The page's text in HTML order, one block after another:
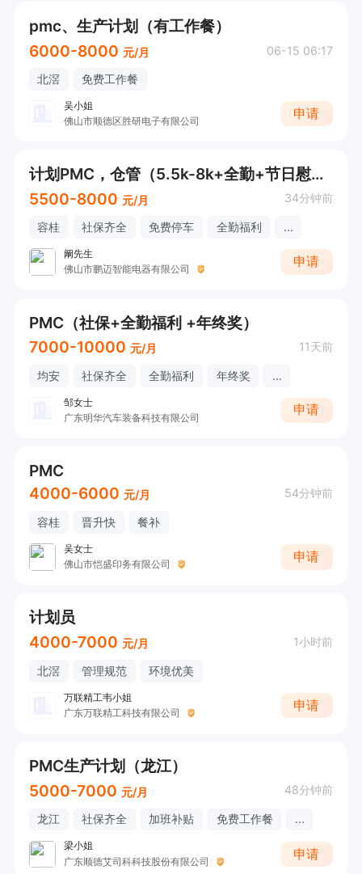
pmc、生产计划（有工作餐）
6000-8000 元/月 06-15 06:17
北滘 免费工作餐
吴小姐
佛山市顺德区胜研电子有限公司
申请
计划PMC，仓管（5.5k-8k+全勤+节日慰问+年终奖）
5500-8000 元/月 34分钟前
容桂 社保齐全 免费停车 全勤福利 ...
阚先生
佛山市鹏迈智能电器有限公司
申请
PMC（社保+全勤福利 +年终奖）
7000-10000 元/月 11天前
均安 社保齐全 全勤福利 年终奖 ...
邹女士
广东明华汽车装备科技有限公司
申请
PMC
4000-6000 元/月 54分钟前
容桂 晋升快 餐补
吴女士
佛山市恺盛印务有限公司
申请
计划员
4000-7000 元/月 1小时前
北滘 管理规范 环境优美
万联精工韦小姐
广东万联精工科技有限公司
申请
PMC生产计划（龙江）
5000-7000 元/月 48分钟前
龙江 社保齐全 加班补贴 免费工作餐 ...
梁小姐
广东顺德艾司科科技股份有限公司
申请